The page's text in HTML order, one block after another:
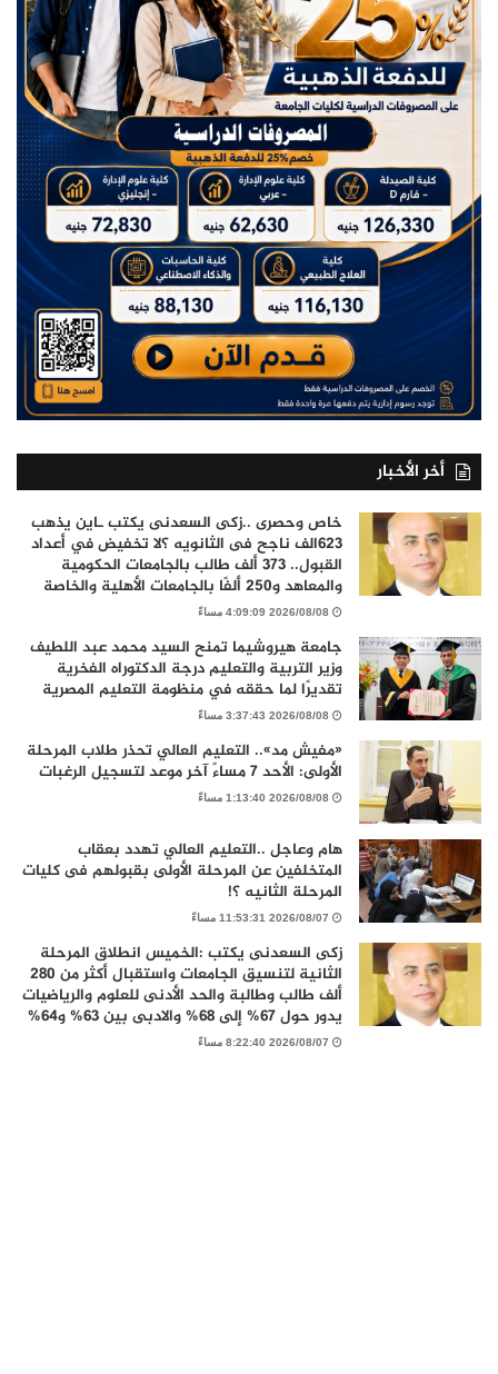
أخر الأخبار
خاص وحصرى ..زكى السعدنى يكتب ـاين يذهب
٦٢٣الف ناجح فى الثانويه ؟لا تخفيض في أعداد
القبول.. 373 ألف طالب بالجامعات الحكومية
والمعاهد و250 ألفًا بالجامعات الأهلية والخاصة
2026/08/08 4:09:09 مساءً
جامعة هيروشيما تمنح السيد محمد عبد اللطيف
وزير التربية والتعليم درجة الدكتوراه الفخرية
تقديرًا لما حققه في منظومة التعليم المصرية
2026/08/08 3:37:43 مساءً
«مفيش مد».. التعليم العالي تحذر طلاب المرحلة
الأولى: الأحد 7 مساءً آخر موعد لتسجيل الرغبات
2026/08/08 1:13:40 مساءً
هام وعاجل ..التعليم العالي تهدد بعقاب
المتخلفين عن المرحلة الأولى بقبولهم فى كليات
المرحلة الثانيه ؟!
2026/08/07 11:53:31 مساءً
زكى السعدنى يكتب :الخميس انطلاق المرحلة
الثانية لتنسيق الجامعات واستقبال أكثر من 280
ألف طالب وطالبة والحد الأدنى للعلوم والرياضيات
يدور حول 67% إلى 68% والادبى بين 63% و64%
2026/08/07 8:22:40 مساءً